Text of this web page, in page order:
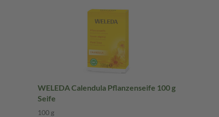
WELEDA Calendula Pflanzenseife 100 g
Seife
100 g